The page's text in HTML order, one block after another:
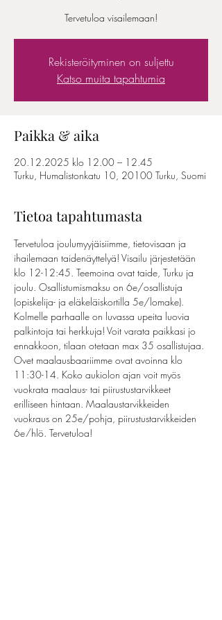
Tervetuloa visailemaan!
Rekisteröityminen on suljettu
Katso muita tapahtumia
Paikka & aika
20.12.2025 klo 12.00 – 12.45
Turku, Humalistonkatu 10, 20100 Turku, Suomi
Tietoa tapahtumasta
Tervetuloa joulumyyjäisiimme, tietovisaan ja
ihailemaan taidenäyttelyä! Visailu järjestetään
klo 12-12:45. Teemoina ovat taide, Turku ja
joulu. Osallistumismaksu on 6e/osallistuja
(opiskelija- ja eläkeläiskortilla 5e/lomake).
Kolmelle parhaalle on luvassa upeita luovia
palkintoja tai herkkuja! Voit varata paikkasi jo
ennakkoon, tilaan otetaan max 35 osallistujaa.
Ovet maalausbaariimme ovat avoinna klo
11:30-14. Koko aukiolon ajan voit myös
vuokrata maalaus- tai piirustustarvikkeet
erilliseen hintaan. Maalaustarvikkeiden
vuokraus on 25e/pohja, piirustustarvikkeiden
6e/hlö. Tervetuloa!